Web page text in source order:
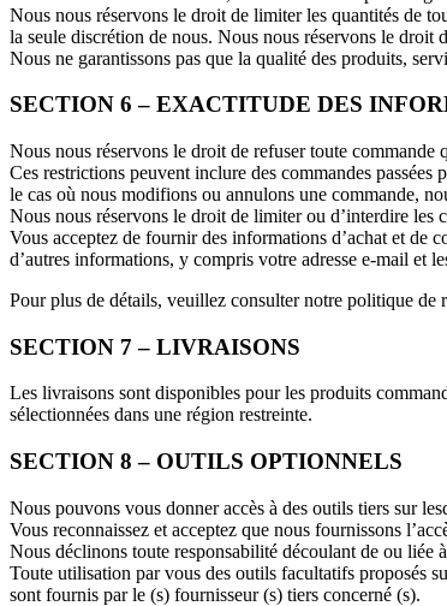
Nous nous réservons le droit de limiter les quantités de
la seule discrétion de nous. Nous nous réservons le
Nous ne garantissons pas que la qualité des produits,
SECTION 6 – EXACTITUDE DES
Nous nous réservons le droit de refuser toute commande
Ces restrictions peuvent inclure des commandes
le cas où nous modifions ou annulons une commande,
Nous nous réservons le droit de limiter ou d’interdire les
Vous acceptez de fournir des informations d’achat et de
d’autres informations, y compris votre adresse e-mail et
Pour plus de détails, veuillez consulter notre politique de
SECTION 7 – LIVRAISONS
Les livraisons sont disponibles pour les produits
sélectionnées dans une région restreinte.
SECTION 8 – OUTILS OPTIONNELS
Nous pouvons vous donner accès à des outils tiers sur
Vous reconnaissez et acceptez que nous fournissons
Nous déclinons toute responsabilité découlant de ou liée
Toute utilisation par vous des outils facultatifs proposés
sont fournis par le (s) fournisseur (s) tiers concerné (s).